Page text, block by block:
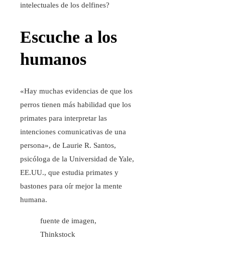
intelectuales de los delfines?
Escuche a los
humanos
«Hay muchas evidencias de que los
perros tienen más habilidad que los
primates para interpretar las
intenciones comunicativas de una
persona», de Laurie R. Santos,
psicóloga de la Universidad de Yale,
EE.UU., que estudia primates y
bastones para oír mejor la mente
humana.
fuente de imagen,
Thinkstock